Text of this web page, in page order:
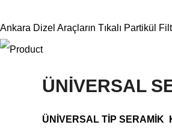
Ankara Dizel Araçların Tıkalı Partikül
ÜNİVERSAL
ÜNİVERSAL TİP SERAMİK